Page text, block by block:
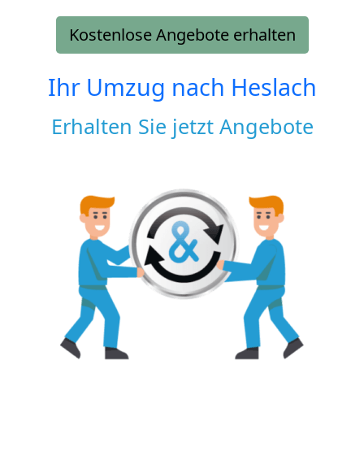
Kostenlose Angebote erhalten
Ihr Umzug nach Heslach
Erhalten Sie jetzt Angebote